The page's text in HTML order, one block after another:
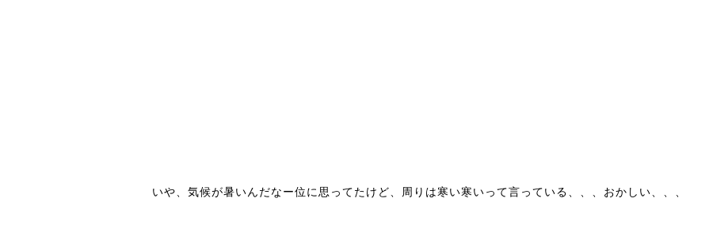
いや、気候が暑いんだなー位に思ってたけど、周りは寒い寒いって言っている、、、おかしい、、、